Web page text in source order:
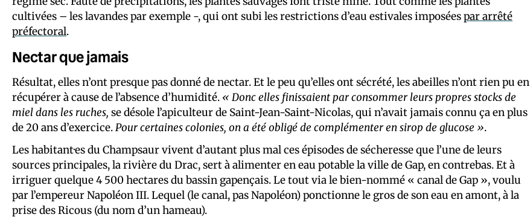
cultivées – les lavandes par exemple -, qui ont subi les restrictions d’eau estivales imposéespar arrêté
préfectoral.
Nectar que jamais
Résultat, elles n’ont presque pas donné de nectar. Et le peu qu’elles ont sécrété, les abeilles n’ont rien pu en
récupérer à cause de l’absence d’humidité. « Donc elles finissaient par consommer leurs propres stocks de
miel dans les ruches, se désole l’apiculteur de Saint-Jean-Saint-Nicolas, qui n’avait jamais connu ça en plus
de 20 ans d’exercice.Pour certaines colonies, on a été obligé de complémenter en sirop de glucose ».
Les habitant·es du Champsaur vivent d’autant plus mal ces épisodes de sécheresse que l’une de leurs
sources principales, la rivière du Drac, sert à alimenter en eau potable la ville de Gap, en contrebas. Et à
irriguer quelque 4 500 hectares du bassin gapençais. Le tout via le bien-nommé « canal de Gap », voulu
par l’empereur Napoléon III. Lequel (le canal, pas Napoléon) ponctionne le gros de son eau en amont, à la
prise des Ricous (du nom d’un hameau).